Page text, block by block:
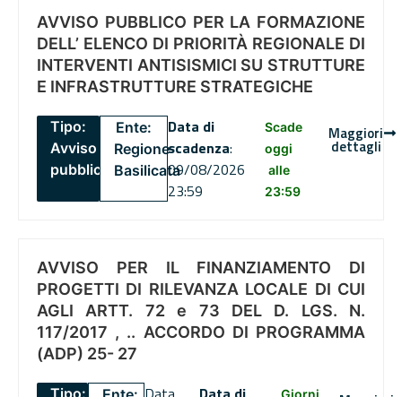
AVVISO PUBBLICO PER LA FORMAZIONE
DELL’ ELENCO DI PRIORITÀ REGIONALE DI
INTERVENTI ANTISISMICI SU STRUTTURE
E INFRASTRUTTURE STRATEGICHE
Tipo:
Avviso
pubblico
Ente:
Regione
Basilicata
Data di
scadenza:
09/08/2026
23:59
Scade
oggi
alle
23:59
Maggiori
dettagli
AVVISO PER IL FINANZIAMENTO DI
PROGETTI DI RILEVANZA LOCALE DI CUI
AGLI ARTT. 72 e 73 DEL D. LGS. N.
117/2017 , .. ACCORDO DI PROGRAMMA
(ADP) 25- 27